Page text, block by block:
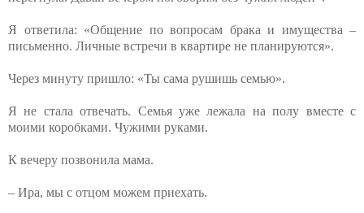
Я ответила: «Общение по вопросам брака и имущества –
письменно. Личные встречи в квартире не планируются».
Через минуту пришло: «Ты сама рушишь семью».
Я не стала отвечать. Семья уже лежала на полу вместе с
моими коробками. Чужими руками.
К вечеру позвонила мама.
– Ира, мы с отцом можем приехать.